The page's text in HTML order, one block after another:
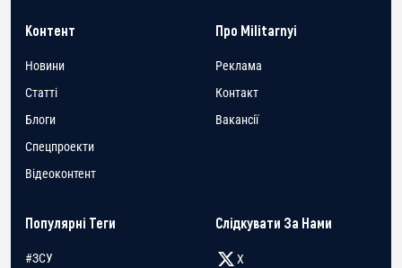
Контент
Новини
Статті
Блоги
Спецпроекти
Відеоконтент
Про Militarnyi
Реклама
Контакт
Вакансії
Популярні Теги
#ЗСУ
Слідкувати За Нами
X